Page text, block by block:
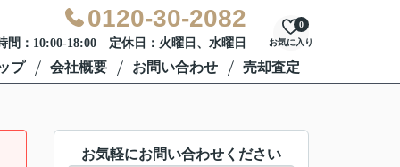
0120-30-2082
間：10:00-18:00 定休日：火曜日、水曜日 お気に入り
0
プ 会社概要 お問い合わせ 売却査定
お気軽にお問い合わせください